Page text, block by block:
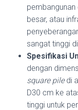
besar, atau
sangat tinggi
Spesifikasi
dengan
square piledi
D30 cm ke
tinggi untuk